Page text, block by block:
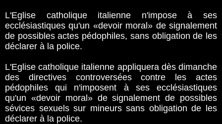
L'Eglise catholique italienne n'impose à ses
ecclésiastiques qu'un «devoir moral» de signalement
de possibles actes pédophiles, sans obligation de les
déclarer à la police.
L'Eglise catholique italienne appliquera dès dimanche
des directives controversées contre les actes
pédophiles qui n'imposent à ses ecclésiastiques
qu'un «devoir moral» de signalement de possibles
sévices sexuels sur mineurs sans obligation de les
déclarer à la police.